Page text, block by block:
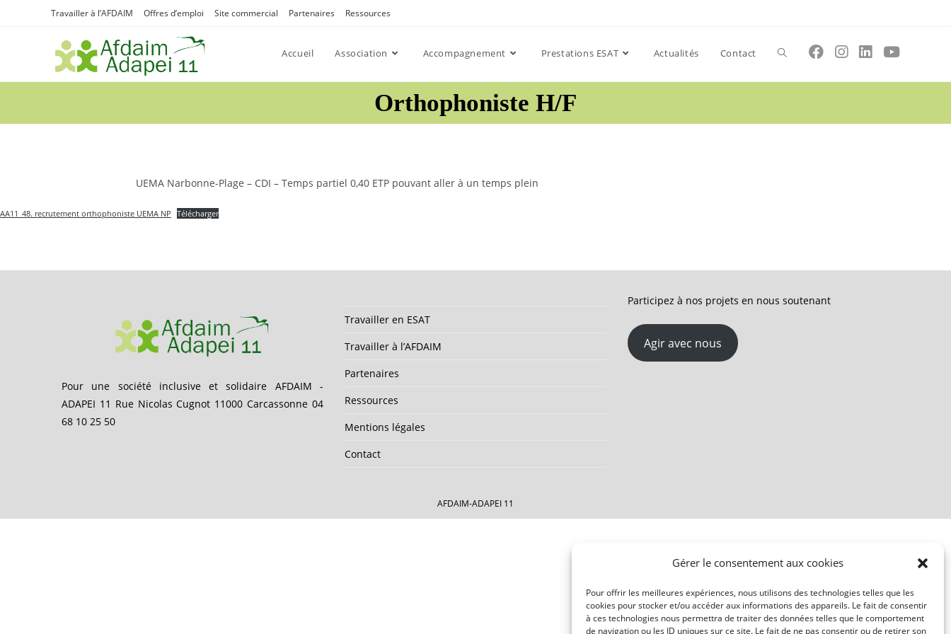
Gérer le consentement aux cookies
Pour offrir les meilleures expériences, nous utilisons des technologies telles que les
cookies pour stocker et/ou accéder aux informations des appareils. Le fait de consentir
à ces technologies nous permettra de traiter des données telles que le comportement
de navigation ou les ID uniques sur ce site. Le fait de ne pas consentir ou de retirer son
Travailler à l’AFDAIM Offres d’emploi Site commercial Partenaires Ressources
Accueil Association Accompagnement Prestations ESAT Actualités Contact Toggle
Orthophoniste H/F
UEMA Narbonne-Plage – CDI – Temps partiel 0,40 ETP pouvant aller à un temps plein
AA11_48. recrutement orthophoniste UEMA NP Télécharger
Pour une société inclusive et solidaire AFDAIM -
ADAPEI 11 Rue Nicolas Cugnot 11000 Carcassonne 04
68 10 25 50
Travailler en ESAT
Travailler à l’AFDAIM
Partenaires
Ressources
Mentions légales
Contact
Participez à nos projets en nous soutenant
Agir avec nous
AFDAIM-ADAPEI 11